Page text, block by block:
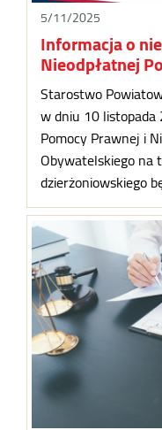
5/11/2025
Informacja o
Nieodpłatnej
Starostwo
w dniu 10
Pomocy Prawnej i
Obywatelskiego na
dzierżoniowskiego